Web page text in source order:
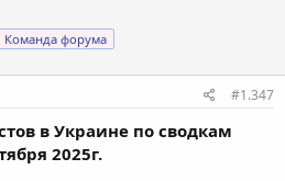
Команда форума
#1.347
в Украине по сводкам
2025г.